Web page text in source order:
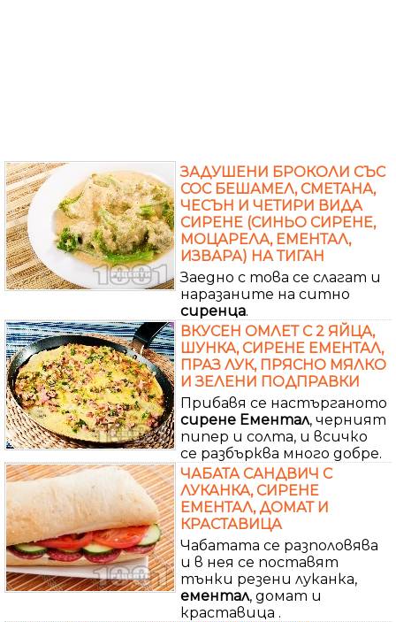
ЗАДУШЕНИ БРОКОЛИ СЪС
СОС БЕШАМЕЛ, СМЕТАНА,
ЧЕСЪН И ЧЕТИРИ ВИДА
СИРЕНЕ (СИНЬО СИРЕНЕ,
МОЦАРЕЛА, ЕМЕНТАЛ,
ИЗВАРА) НА ТИГАН
Заедно с това се слагат и
наразаните на ситно
сиренца.
ВКУСЕН ОМЛЕТ С 2 ЯЙЦА,
ШУНКА, СИРЕНЕ ЕМЕНТАЛ,
ПРАЗ ЛУК, ПРЯСНО МЯЛКО
И ЗЕЛЕНИ ПОДПРАВКИ
Прибавя се настърганото
сирене Ементал, черният
пипер и солта, и всичко
се разбърква много добре.
ЧАБАТА САНДВИЧ С
ЛУКАНКА, СИРЕНЕ
ЕМЕНТАЛ, ДОМАТ И
КРАСТАВИЦА
Чабатата се разполовява
и в нея се поставят
тънки резени луканка,
ементал, домат и
краставица .